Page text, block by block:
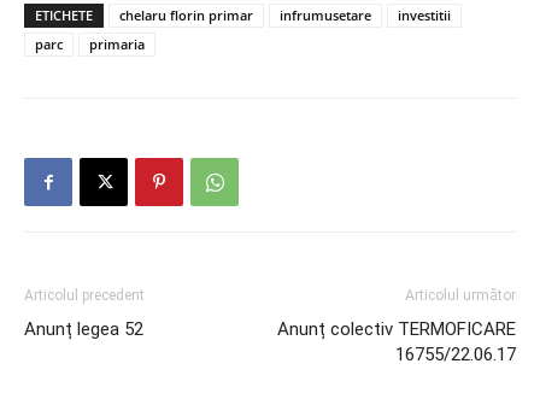
ETICHETE chelaru florin primar infrumusetare
investitii
parc
primaria
Articolul precedent
Anunț legea 52
Articolul următor
Anunț colectiv TERMOFICARE
16755/22.06.17